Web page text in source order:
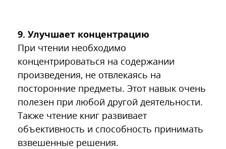
9. Улучшает концентрацию
При чтении необходимо
концентрироваться на содержании
произведения, не отвлекаясь на
посторонние предметы. Этот навык очень
полезен при любой другой деятельности.
Также чтение книг развивает
объективность и способность принимать
взвешенные решения.